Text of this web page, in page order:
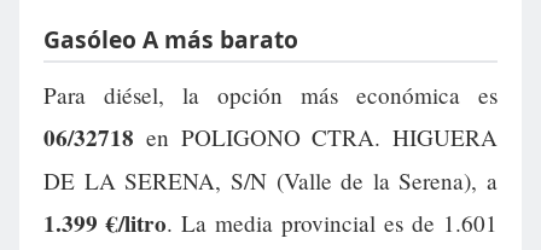
Gasóleo A más barato
Para diésel, la opción más económica es
06/32718 en POLIGONO CTRA. HIGUERA
DE LA SERENA, S/N (Valle de la Serena), a
1.399 €/litro. La media provincial es de 1.601